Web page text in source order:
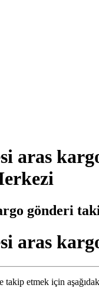
aras
gönderi
aras
etmek için aşağıdaki